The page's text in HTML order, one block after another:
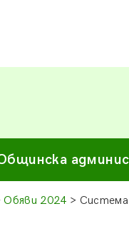
Обяви 2024 > Система